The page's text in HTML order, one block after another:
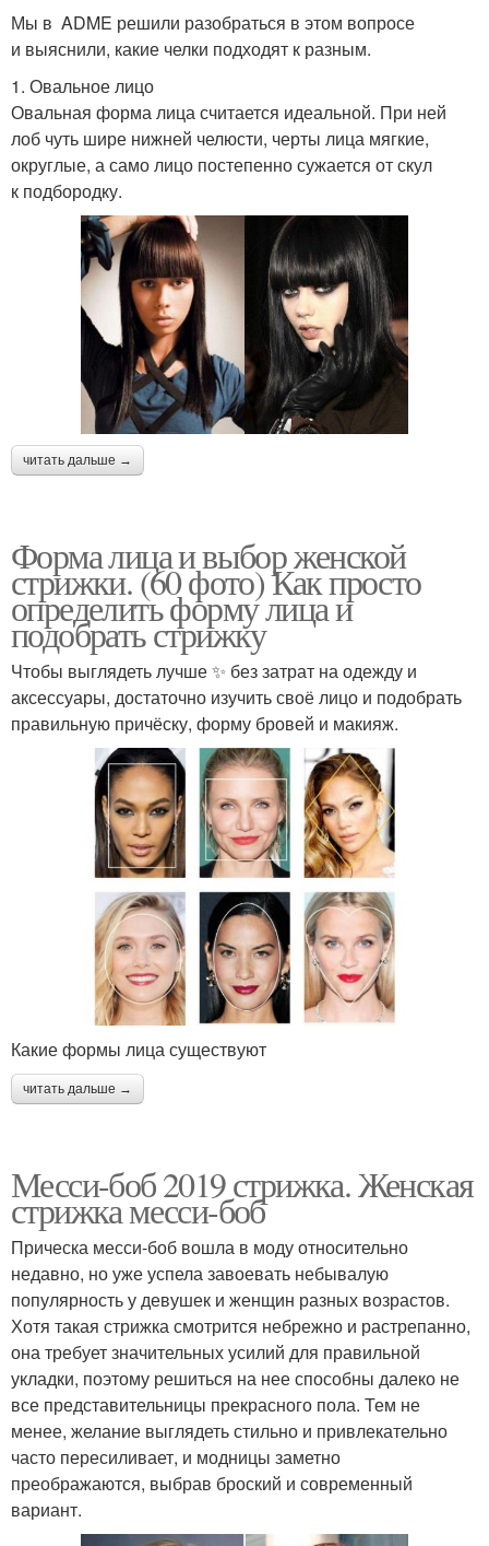
Мы в ADME решили разобраться в этом вопросе
и выяснили, какие челки подходят к разным.
1. Овальное лицо
Овальная форма лица считается идеальной. При ней
лоб чуть шире нижней челюсти, черты лица мягкие,
округлые, а само лицо постепенно сужается от скул
к подбородку.
читать дальше →
Форма лица и выбор женской
стрижки. (60 фото) Как просто
определить форму лица и
подобрать стрижку
Чтобы выглядеть лучше ✨ без затрат на одежду и
аксессуары, достаточно изучить своё лицо и подобрать
правильную причёску, форму бровей и макияж.
Какие формы лица существуют
читать дальше →
Месси-боб 2019 стрижка. Женская
стрижка месси-боб
Прическа месси-боб вошла в моду относительно
недавно, но уже успела завоевать небывалую
популярность у девушек и женщин разных возрастов.
Хотя такая стрижка смотрится небрежно и растрепанно,
она требует значительных усилий для правильной
укладки, поэтому решиться на нее способны далеко не
все представительницы прекрасного пола. Тем не
менее, желание выглядеть стильно и привлекательно
часто пересиливает, и модницы заметно
преображаются, выбрав броский и современный
вариант.